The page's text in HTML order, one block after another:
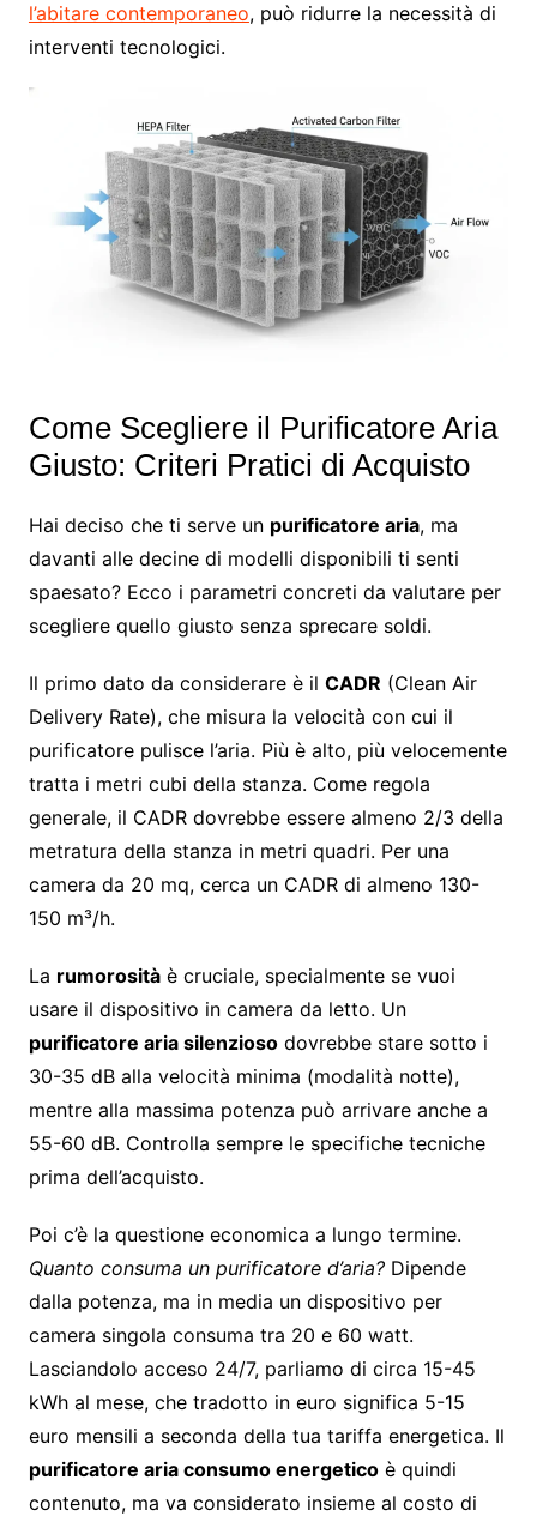
l’abitare contemporaneo, può ridurre la necessità di
interventi tecnologici.
Come Scegliere il Purificatore Aria
Giusto: Criteri Pratici di Acquisto
Hai deciso che ti serve un purificatore aria, ma
davanti alle decine di modelli disponibili ti senti
spaesato? Ecco i parametri concreti da valutare per
scegliere quello giusto senza sprecare soldi.
Il primo dato da considerare è il CADR (Clean Air
Delivery Rate), che misura la velocità con cui il
purificatore pulisce l’aria. Più è alto, più velocemente
tratta i metri cubi della stanza. Come regola
generale, il CADR dovrebbe essere almeno 2/3 della
metratura della stanza in metri quadri. Per una
camera da 20 mq, cerca un CADR di almeno 130-
150 m³/h.
La rumorositàè cruciale, specialmente se vuoi
usare il dispositivo in camera da letto. Un
purificatore aria silenziosodovrebbe stare sotto i
30-35 dB alla velocità minima (modalità notte),
mentre alla massima potenza può arrivare anche a
55-60 dB. Controlla sempre le specifiche tecniche
prima dell’acquisto.
Poi c’è la questione economica a lungo termine.
Quanto consuma un purificatore d’aria?Dipende
dalla potenza, ma in media un dispositivo per
camera singola consuma tra 20 e 60 watt.
Lasciandolo acceso 24/7, parliamo di circa 15-45
kWh al mese, che tradotto in euro significa 5-15
euro mensili a seconda della tua tariffa energetica. Il
purificatore aria consumo energeticoè quindi
contenuto, ma va considerato insieme al costo di